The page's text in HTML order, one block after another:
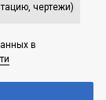
чертежи)
в